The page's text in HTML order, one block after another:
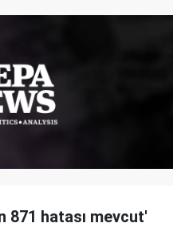
871 hatası mevcut'